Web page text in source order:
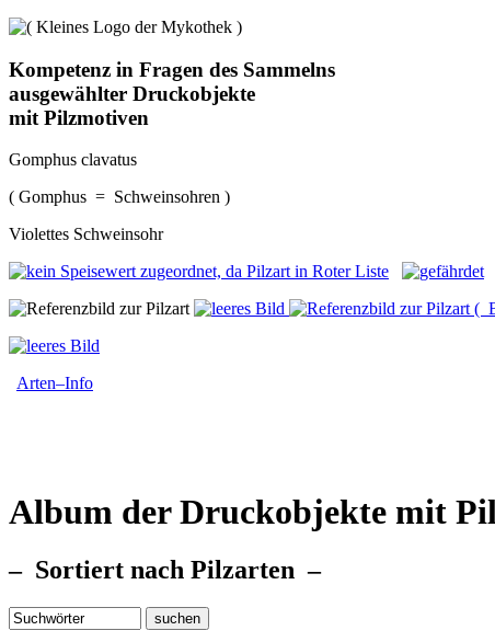
Kompetenz in Fragen des Sammelns
ausgewählter Druckobjekte
mit Pilzmotiven
Gomphus clavatus
( Gomphus = Schweinsohren )
Violettes Schweinsohr
(
Arten–Info
Album der Druckobjekte mit
– Sortiert nach Pilzarten –